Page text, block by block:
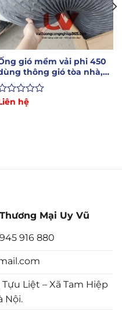
gió mềm vải phi 450
thông gió tòa nhà,
tầng hầm
hệ
Mại Uy Vũ
916 880
Liệt – Xã Tam Hiệp
Nội.